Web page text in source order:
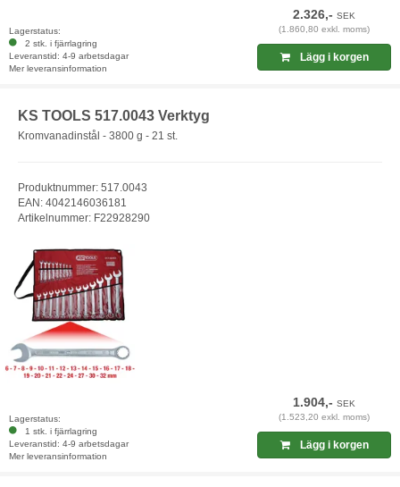
Lagerstatus:
2 stk. i fjärrlagring
Leveranstid: 4-9 arbetsdagar
Mer leveransinformation
2.326,-SEK
(1.860,80 exkl. moms)
Lägg i korgen
KS TOOLS 517.0043 Verktyg
Kromvanadinstål - 3800 g - 21 st.
Produktnummer: 517.0043
EAN: 4042146036181
Artikelnummer: F22928290
Lagerstatus:
1 stk. i fjärrlagring
Leveranstid: 4-9 arbetsdagar
Mer leveransinformation
1.904,-SEK
(1.523,20 exkl. moms)
Lägg i korgen